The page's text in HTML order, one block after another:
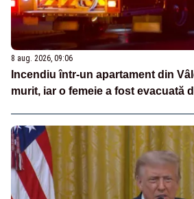
8 aug. 2026, 09:06
Incendiu într-un apartament din
murit, iar o femeie a fost evacuată